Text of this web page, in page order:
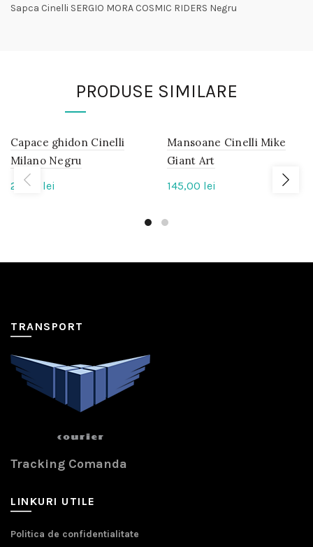
Sapca Cinelli SERGIO MORA COSMIC RIDERS Negru
PRODUSE SIMILARE
IN
STOC
Capace ghidon Cinelli
Milano Negru
25,00 lei
IN
STOC
Mansoane Cinelli Mike
Giant Art
145,00 lei
TRANSPORT
Tracking Comanda
LINKURI UTILE
Politica de confidentialitate